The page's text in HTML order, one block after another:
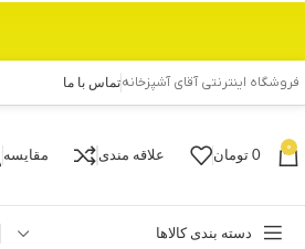
فروشگاه اینترنتی آقای آشپزخانهتماس با ما
0
0 تومان علاقه مندی مقایسه
دسته بندی کالاها